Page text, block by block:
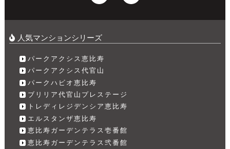
人気マンションシリーズ
パークアクシス恵比寿
パークアクシス代官山
パークハビオ恵比寿
ブリリア代官山プレステージ
トレディレジデンシア恵比寿
エルスタンザ恵比寿
恵比寿ガーデンテラス壱番館
恵比寿ガーデンテラス弐番館